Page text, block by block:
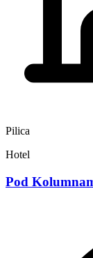
Pilica
Hotel
Pod